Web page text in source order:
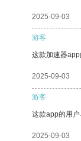
2025-09-03
游客
这款加速器app
2025-09-03
游客
这款app的用
2025-09-03